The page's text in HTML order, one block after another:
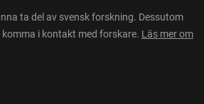
ta del av svensk forskning. Dessutom
i kontakt med forskare. Läs mer om